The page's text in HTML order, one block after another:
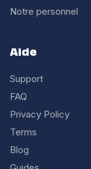
Notre personnel
Aide
Support
FAQ
Privacy Policy
Terms
Blog